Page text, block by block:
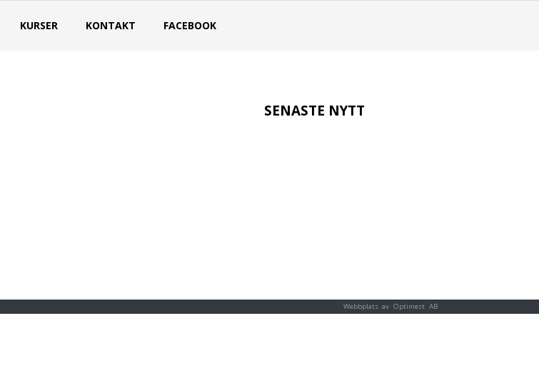
KURSER KONTAKT FACEBOOK
SENASTE NYTT
Webbplats av Optimest AB